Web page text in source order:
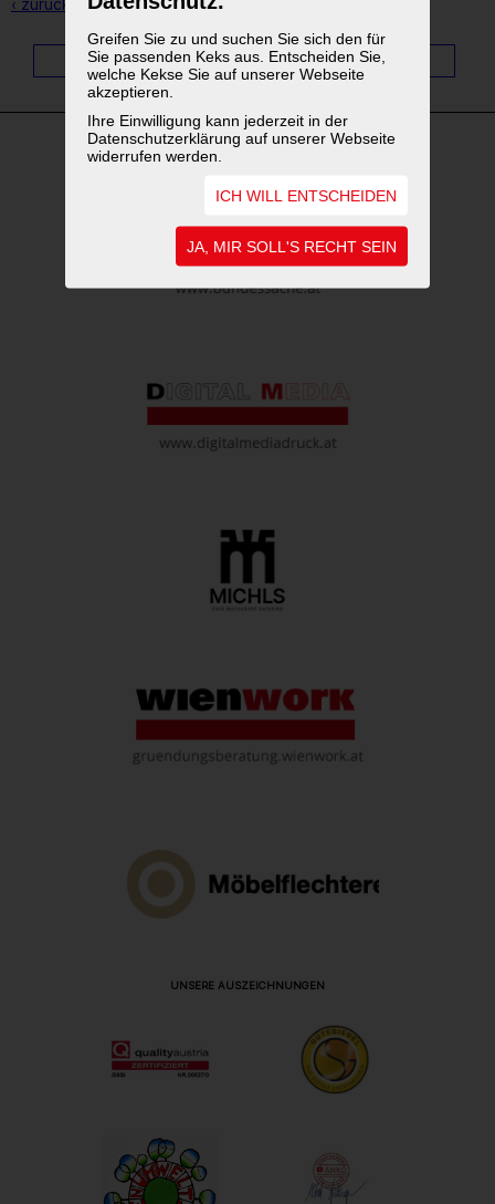
Greifen Sie zu und suchen Sie sich den für
Sie passenden Keks aus. Entscheiden Sie,
welche Kekse Sie auf unserer Webseite
akzeptieren.
Ihre Einwilligung kann jederzeit in der
Datenschutzerklärung auf unserer Webseite
widerrufen werden.
ICH WILL ENTSCHEIDEN
JA, MIR SOLL'S RECHT SEIN
1 ... 4 5 6 7 8 9 10
UNSERE AUSZEICHNUNGEN